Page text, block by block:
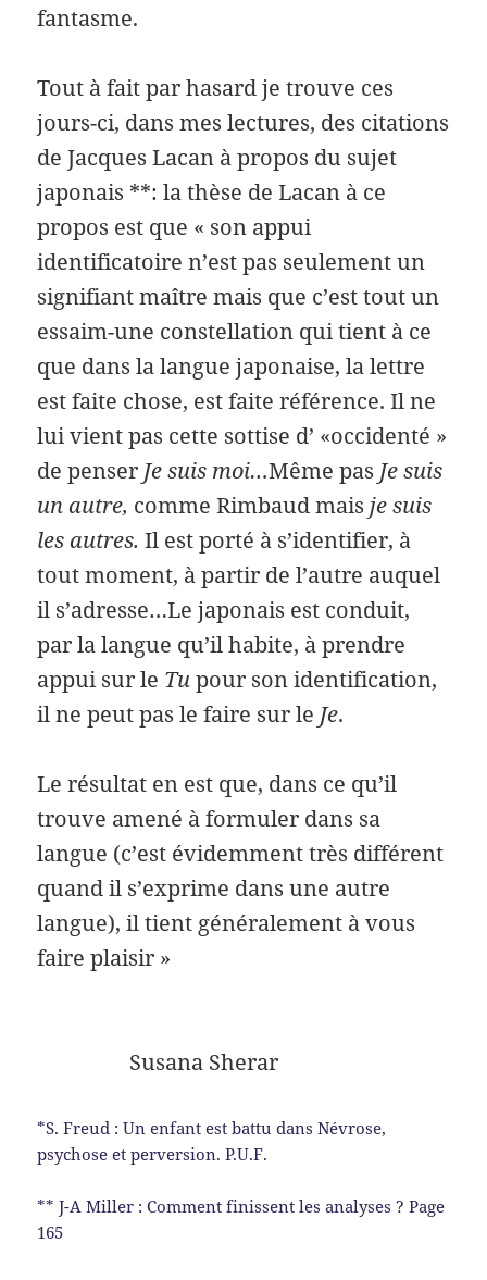
fantasme.
Tout à fait par hasard je trouve ces
jours-ci, dans mes lectures, des citations
de Jacques Lacan à propos du sujet
japonais **: la thèse de Lacan à ce
propos est que « son appui
identificatoire n’est pas seulement un
signifiant maître mais que c’est tout un
essaim-une constellation qui tient à ce
que dans la langue japonaise, la lettre
est faite chose, est faite référence. Il ne
lui vient pas cette sottise d’ «occidenté »
de penser Je suis moi…Même pas Je suis
un autre, comme Rimbaud mais je suis
les autres. Il est porté à s’identifier, à
tout moment, à partir de l’autre auquel
il s’adresse…Le japonais est conduit,
par la langue qu’il habite, à prendre
appui sur le Tupour son identification,
il ne peut pas le faire sur le Je.
Le résultat en est que, dans ce qu’il
trouve amené à formuler dans sa
langue (c’est évidemment très différent
quand il s’exprime dans une autre
langue), il tient généralement à vous
faire plaisir »
Susana Sherar
*S. Freud : Un enfant est battu dans Névrose,
psychose et perversion. P.U.F.
** J-A Miller : Comment finissent les analyses ? Page
165